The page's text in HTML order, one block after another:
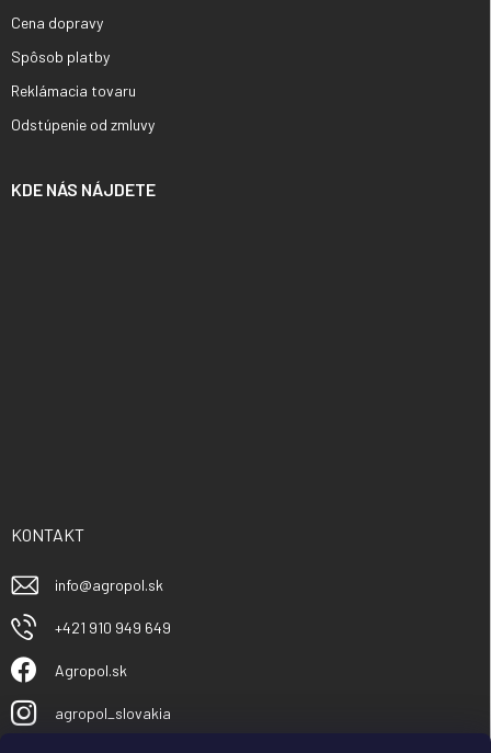
Cena dopravy
Spôsob platby
Reklámacia tovaru
Odstúpenie od zmluvy
KDE NÁS NÁJDETE
KONTAKT
info@agropol.sk
+421 910 949 649
Agropol.sk
agropol_slovakia